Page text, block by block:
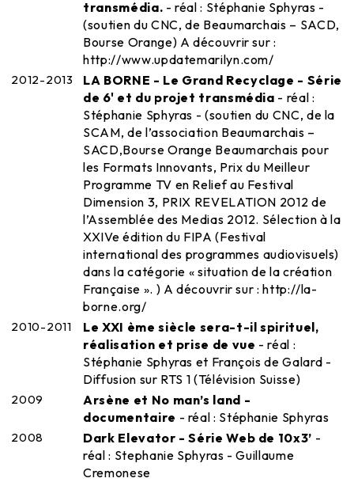
transmédia. - réal : Stéphanie Sphyras -
(soutien du CNC, de Beaumarchais – SACD,
Bourse Orange) A découvrir sur :
http://www.updatemarilyn.com/
2012-2013
LA BORNE - Le Grand Recyclage - Série
de 6' et du projet transmédia - réal :
Stéphanie Sphyras - (soutien du CNC, de la
SCAM, de l’association Beaumarchais –
SACD,Bourse Orange Beaumarchais pour
les Formats Innovants, Prix du Meilleur
Programme TV en Relief au Festival
Dimension 3, PRIX REVELATION 2012 de
l’Assemblée des Medias 2012. Sélection à la
XXIVe édition du FIPA (Festival
international des programmes audiovisuels)
dans la catégorie « situation de la création
Française ». ) A découvrir sur : http://la-
borne.org/
2010-2011
Le XXI ème siècle sera-t-il spirituel,
réalisation et prise de vue - réal :
Stéphanie Sphyras et François de Galard -
Diffusion sur RTS 1 (Télévision Suisse)
2009
Arsène et No man’s land -
documentaire - réal : Stéphanie Sphyras
2008 Dark Elevator - Série Web de 10x3’ -
réal : Stephanie Sphyras - Guillaume
Cremonese